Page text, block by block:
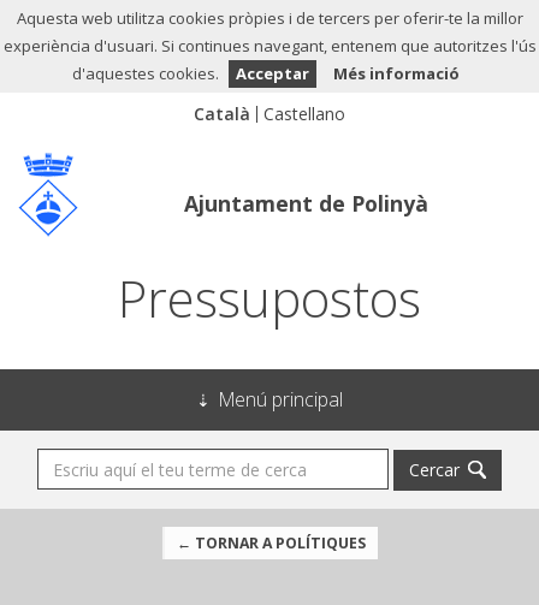
Aquesta web utilitza cookies pròpies i de tercers per oferir-te la millor
experiència d'usuari. Si continues navegant, entenem que autoritzes l'ús
d'aquestes cookies.
Acceptar Més informació
Ajuntament de Polinyà
Pressupostos
Menú principal
Cercar
← TORNAR A POLÍTIQUES